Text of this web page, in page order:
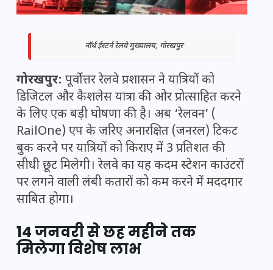
नॉर्थ ईस्टर्न रेलवे मुख्यालय, गोरखपुर
गोरखपुर: पूर्वोत्तर रेलवे प्रशासन ने यात्रियों को
डिजिटल और कैशलेस यात्रा की ओर प्रोत्साहित करने
के लिए एक बड़ी घोषणा की है। अब ‘रेलवन’ (
RailOne) एप के जरिए अनारक्षित (जनरल) टिकट
बुक करने पर यात्रियों को किराए में 3 प्रतिशत की
सीधी छूट मिलेगी। रेलवे का यह कदम स्टेशन काउंटरों
पर लगने वाली लंबी कतारों को कम करने में मददगार
साबित होगा।
14 जनवरी से छह महीने तक
मिलेगा विशेष लाभ